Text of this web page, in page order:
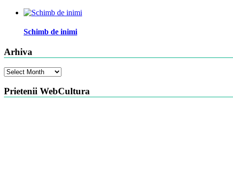
Schimb de inimi
Arhiva
Arhiva
Prietenii WebCultura